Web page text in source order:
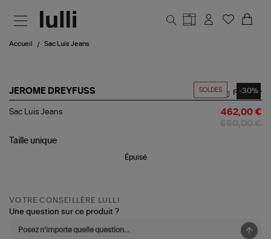
Accueil Sac Luis Jeans
SOLDES -30%
JEROME DREYFUSS
Sac
Partager
Sac Luis Jeans 462,00 €
Taille unique
Épuisé
VOTRE CONSEILLÈRE LULLI
Une question sur ce produit ?